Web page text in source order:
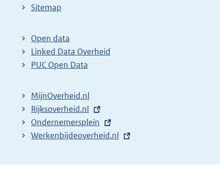
Sitemap
Open data
Linked Data Overheid
PUC Open Data
MijnOverheid.nl
E
x
t
r
Rijksoverheid.nl
E
x
e
Ondernemersplein
E
t
Werkenbijdeoverheid.nl